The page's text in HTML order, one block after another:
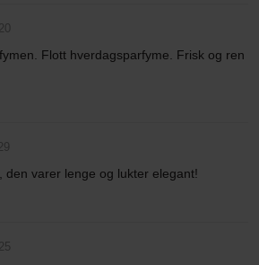
Flott hverdagsparfyme. Frisk og ren
den varer lenge og lukter elegant!